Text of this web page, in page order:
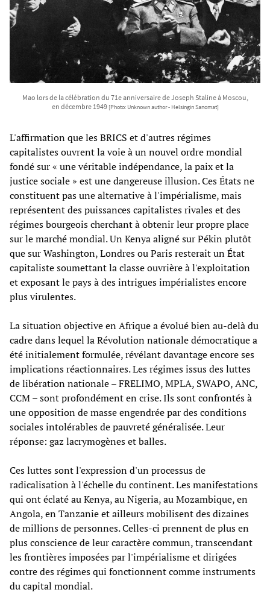
Mao lors de la célébration du 71e anniversaire de Joseph Staline à Moscou,
en décembre 1949 [Photo: Unknown author - Helsingin Sanomat]
L'affirmation que les BRICS et d'autres régimes
capitalistes ouvrent la voie à un nouvel ordre mondial
fondé sur « une véritable indépendance, la paix et la
justice sociale » est une dangereuse illusion. Ces États ne
constituent pas une alternative à l'impérialisme, mais
représentent des puissances capitalistes rivales et des
régimes bourgeois cherchant à obtenir leur propre place
sur le marché mondial. Un Kenya aligné sur Pékin plutôt
que sur Washington, Londres ou Paris resterait un État
capitaliste soumettant la classe ouvrière à l'exploitation
et exposant le pays à des intrigues impérialistes encore
plus virulentes.
La situation objective en Afrique a évolué bien au-delà du
cadre dans lequel la Révolution nationale démocratique a
été initialement formulée, révélant davantage encore ses
implications réactionnaires. Les régimes issus des luttes
de libération nationale – FRELIMO, MPLA, SWAPO, ANC,
CCM – sont profondément en crise. Ils sont confrontés à
une opposition de masse engendrée par des conditions
sociales intolérables de pauvreté généralisée. Leur
réponse: gaz lacrymogènes et balles.
Ces luttes sont l'expression d'un processus de
radicalisation à l'échelle du continent. Les manifestations
qui ont éclaté au Kenya, au Nigeria, au Mozambique, en
Angola, en Tanzanie et ailleurs mobilisent des dizaines
de millions de personnes. Celles-ci prennent de plus en
plus conscience de leur caractère commun, transcendant
les frontières imposées par l'impérialisme et dirigées
contre des régimes qui fonctionnent comme instruments
du capital mondial.